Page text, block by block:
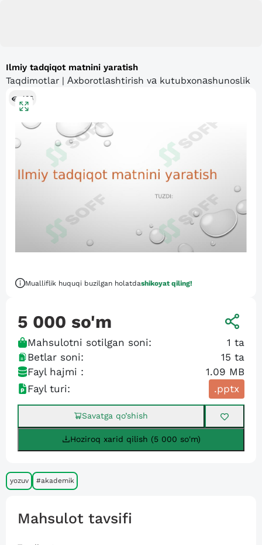
Ilmiy tadqiqot matnini yaratish
Taqdimotlar | Аxborotlаshtirish vа kutubxonаshunoslik
406
Mualliflik huquqi buzilgan holatdashikoyat qiling!
5 000 so'm
Mahsulotni sotilgan soni: 1 ta
Betlar soni:
15 ta
Fayl hajmi :
1.09 MB
Fayl turi:
.pptx
Savatga qo’shish
Hoziroq xarid qilish (5 000 so'm)
yozuv #akademik
Mahsulot tavsifi